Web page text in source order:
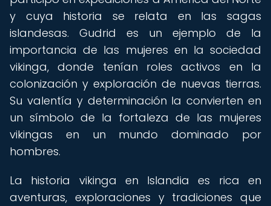
y cuya historia se relata en las sagas
islandesas. Gudrid es un ejemplo de la
importancia de las mujeres en la sociedad
vikinga, donde tenían roles activos en la
colonización y exploración de nuevas tierras.
Su valentía y determinación la convierten en
un símbolo de la fortaleza de las mujeres
vikingas en un mundo dominado por
hombres.
La historia vikinga en Islandia es rica en
aventuras, exploraciones y tradiciones que